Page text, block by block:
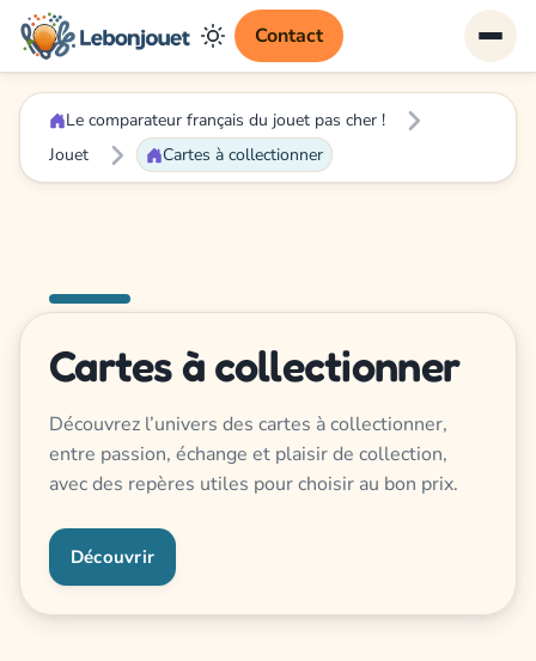
Contact
Le comparateur français du jouet pas cher !
Jouet
Cartes à collectionner
Cartes à collectionner
Découvrez l’univers des cartes à collectionner,
entre passion, échange et plaisir de collection,
avec des repères utiles pour choisir au bon prix.
Découvrir